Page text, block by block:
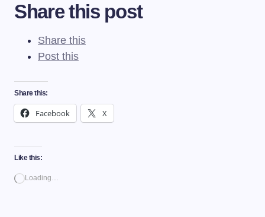
Share this post
Share this
Post this
Share this:
Facebook X
Like this:
Loading…